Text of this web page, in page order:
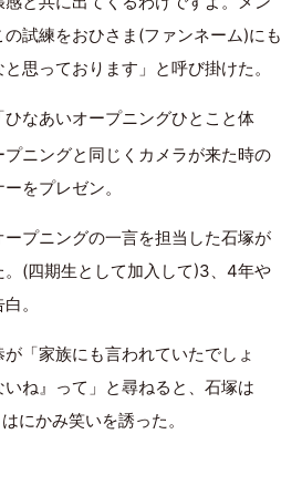
試練をおひさま(ファンネーム)にも
思っております」と呼び掛けた。
ひなあいオープニングひとこと体
ニングと同じくカメラが来た時の
をプレゼン。
プニングの一言を担当した石塚が
。(四期生として加入して)3、4年や
。
「家族にも言われていたでしょ
ね』って」と尋ねると、石塚は
にかみ笑いを誘った。